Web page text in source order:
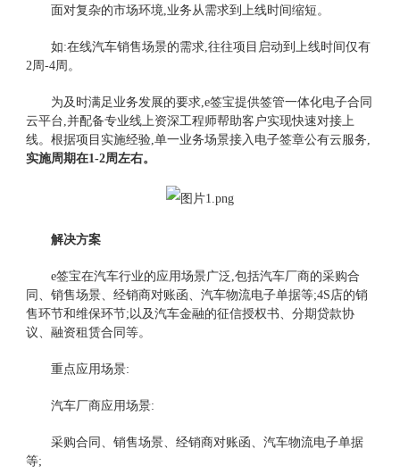
面对复杂的市场环境,业务从需求到上线时间缩短。
如:在线汽车销售场景的需求,往往项目启动到上线时间仅有
2周-4周。
为及时满足业务发展的要求,e签宝提供签管一体化电子合同
云平台,并配备专业线上资深工程师帮助客户实现快速对接上
线。根据项目实施经验,单一业务场景接入电子签章公有云服务,
实施周期在1-2周左右。
解决方案
e签宝在汽车行业的应用场景广泛,包括汽车厂商的采购合
同、销售场景、经销商对账函、汽车物流电子单据等;4S店的销
售环节和维保环节;以及汽车金融的征信授权书、分期贷款协
议、融资租赁合同等。
重点应用场景:
汽车厂商应用场景:
采购合同、销售场景、经销商对账函、汽车物流电子单据
等;